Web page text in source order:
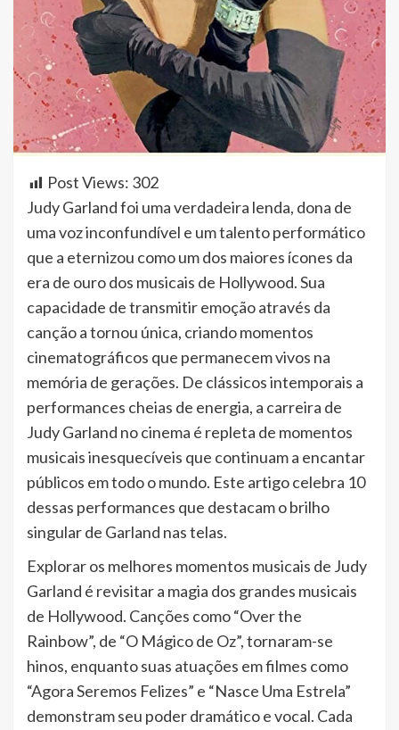
Post Views: 302
Judy Garland foi uma verdadeira lenda, dona de
uma voz inconfundível e um talento performático
que a eternizou como um dos maiores ícones da
era de ouro dos musicais de Hollywood. Sua
capacidade de transmitir emoção através da
canção a tornou única, criando momentos
cinematográficos que permanecem vivos na
memória de gerações. De clássicos intemporais a
performances cheias de energia, a carreira de
Judy Garland no cinema é repleta de momentos
musicais inesquecíveis que continuam a encantar
públicos em todo o mundo. Este artigo celebra 10
dessas performances que destacam o brilho
singular de Garland nas telas.
Explorar os melhores momentos musicais de Judy
Garland é revisitar a magia dos grandes musicais
de Hollywood. Canções como “Over the
Rainbow”, de “O Mágico de Oz”, tornaram-se
hinos, enquanto suas atuações em filmes como
“Agora Seremos Felizes” e “Nasce Uma Estrela”
demonstram seu poder dramático e vocal. Cada